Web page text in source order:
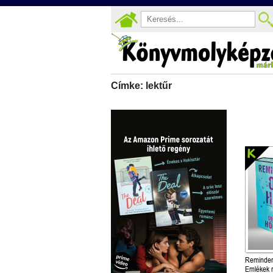
Címke: lektűr
Emlékek